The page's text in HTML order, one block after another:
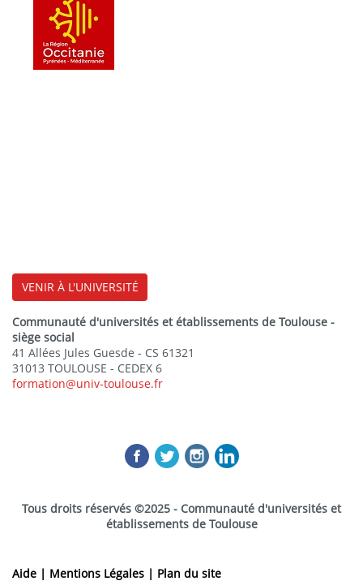
VENIR À L'UNIVERSITÉ
Communauté d'universités et établissements de Toulouse -
siège social
41 Allées Jules Guesde - CS 61321
31013 TOULOUSE - CEDEX 6
formation@univ-toulouse.fr
Tous droits réservés ©2025 - Communauté d'universités et
établissements de Toulouse
Aide | Mentions Légales | Plan du site